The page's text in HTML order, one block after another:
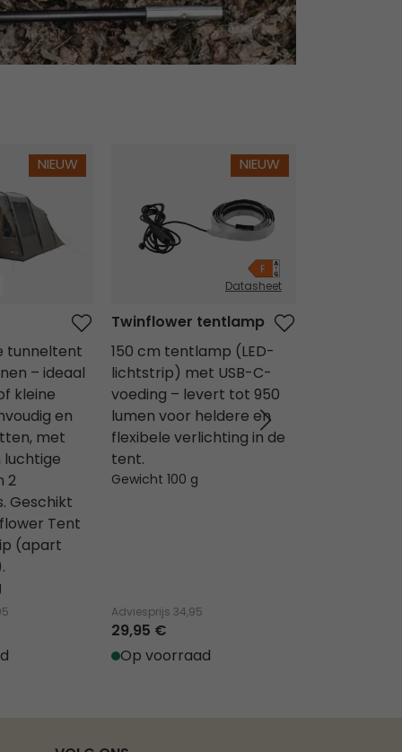
NIEUW
tunneltent
– ideaal
kleine
en
met
2
Geschikt
Tent
(apart
Twinflower tentlamp
Datasheet
NIEUW
Twinflower tentlamp
150 cm tentlamp (LED-
lichtstrip) met USB-C-
voeding – levert tot 950
lumen voor heldere en
flexibele verlichting in de
tent.
Gewicht 100 g
Adviesprijs 34,95
29,95 €
Op voorraad